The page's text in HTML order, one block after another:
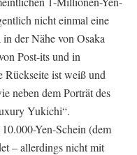
nicht einmal eine
der Nähe von Osaka
Post-its und in
Rückseite ist weiß und
neben dem Porträt des
Yukichi“.
Yen-Schein (dem
– allerdings nicht mit